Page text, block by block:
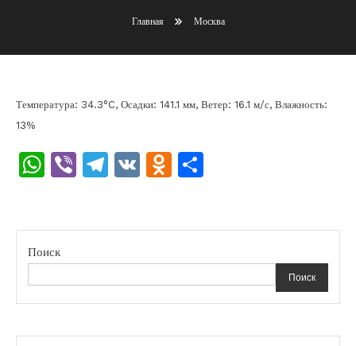
Главная Москва
Температура: 34.3°C, Осадки: 141.1 мм, Ветер: 16.1 м/с, Влажность:
13%
WhatsApp
ViberTelegram
VK Odnoklassniki
Поиск
Поиск